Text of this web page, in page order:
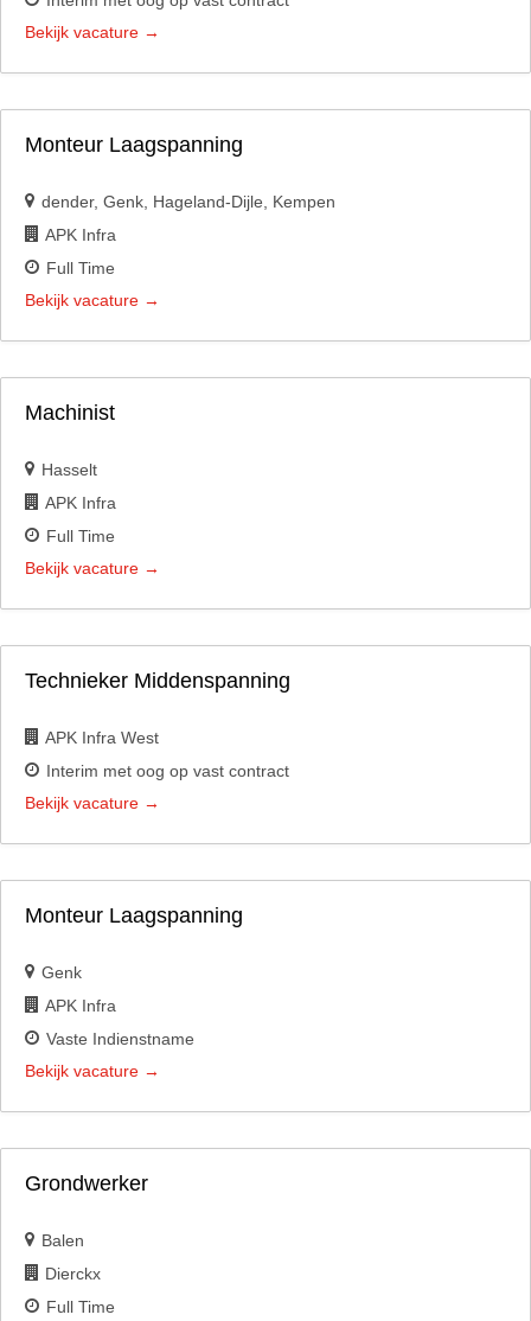
Bekijk vacature
Monteur Laagspanning
dender Genk Hageland-Dijle
Kempen
APK Infra
Full Time
Bekijk vacature
Machinist
Hasselt
APK Infra
Full Time
Bekijk vacature
Technieker Middenspanning
APK Infra West
Interim met oog op vast contract
Bekijk vacature
Monteur Laagspanning
Genk
APK Infra
Vaste Indienstname
Bekijk vacature
Grondwerker
Balen
Dierckx
Full Time